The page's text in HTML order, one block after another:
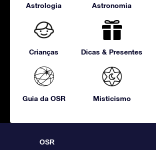
Astrologia Astronomia
Crianças Dicas & Presentes
Guia da OSR Misticismo
OSR